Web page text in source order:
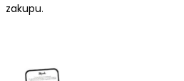
zakupu.